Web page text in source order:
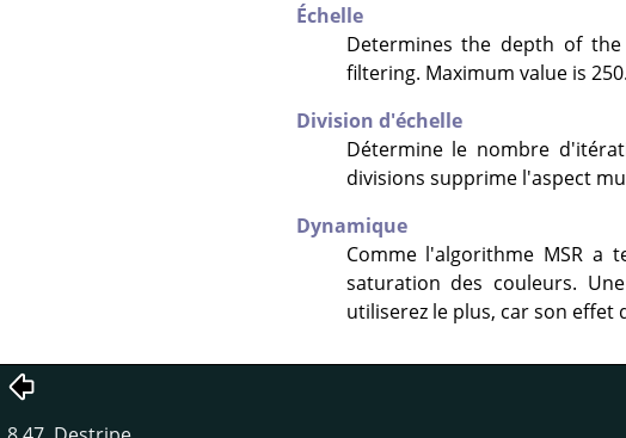
Échelle
Determines the depth of
filtering. Maximum value is
Division d'échelle
Détermine le nombre
divisions supprime l'aspect
Dynamique
Comme l'algorithme MSR a
saturation des couleurs.
utiliserez le plus, car son effet